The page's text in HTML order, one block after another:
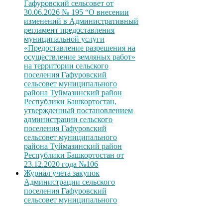
Гафуровский сельсовет от
30.06.2026 № 195 “О внесении
изменений в Административный
регламент предоставления
муниципальной услуги
«Предоставление разрешения на
осуществление земляных работ»
на территории сельского
поселения Гафуровский
сельсовет муниципального
района Туймазинский район
Республики Башкортостан,
утвержденный постановлением
администрации сельского
поселения Гафуровский
сельсовет муниципального
района Туймазинский район
Республики Башкортостан от
23.12.2020 года №106
Журнал учета закупок
Администрации сельского
поселения Гафуровский
сельсовет муниципального